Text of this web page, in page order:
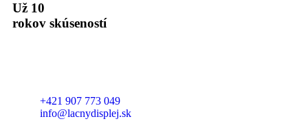
Už 10
rokov skúseností
+421 907 773 049
info@lacnydisplej.sk